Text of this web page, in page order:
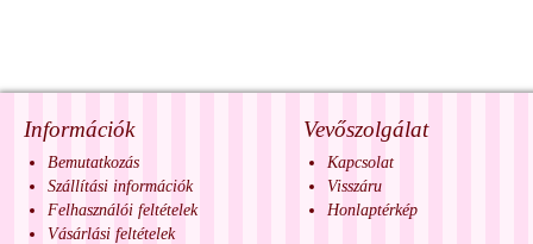
Információk
Bemutatkozás
Szállítási információk
Felhasználói feltételek
Vásárlási feltételek
Vevőszolgálat
Kapcsolat
Visszáru
Honlaptérkép